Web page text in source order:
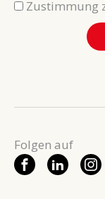
Zustimmung